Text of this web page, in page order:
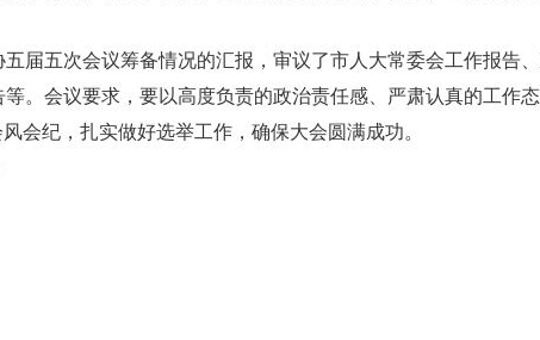
届五次会议筹备情况的汇报，审议了市人大常委会工作报告
。会议要求，要以高度负责的政治责任感、严肃认真的工作
会纪，扎实做好选举工作，确保大会圆满成功。